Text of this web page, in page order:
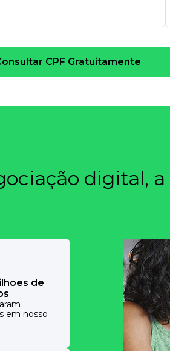
CPF Gratuitamente
digital, a
de
em nosso